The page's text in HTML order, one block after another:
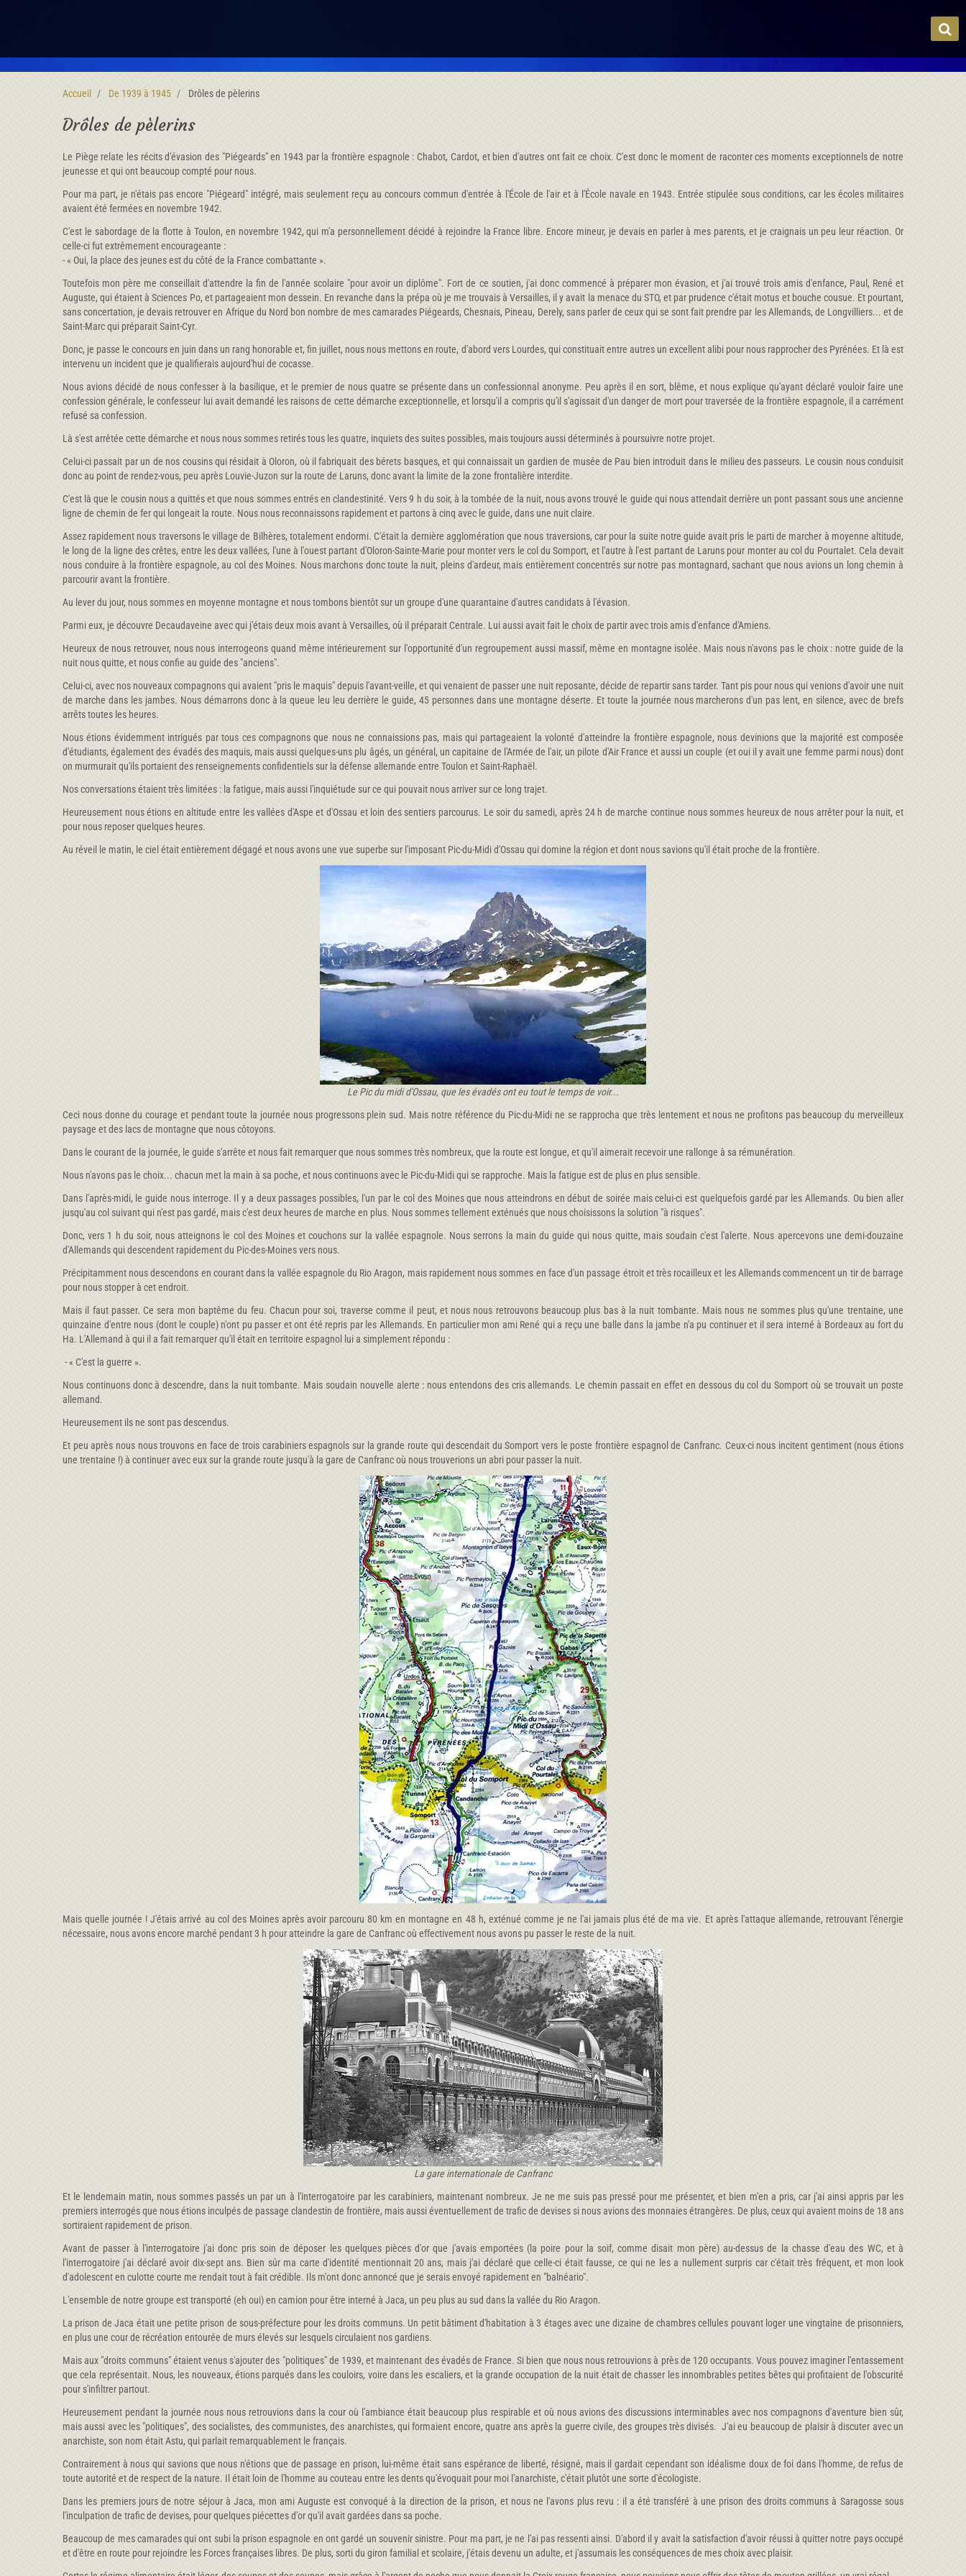
Accueil De 1939 à 1945 Drôles de pèlerins
Drôles de pèlerins
Le Piège relate les récits d'évasion des "Piégeards" en 1943 par la frontière espagnole : Chabot, Cardot, et bien d'autres ont fait ce choix. C'est donc le moment de raconter ces moments exceptionnels de notre
jeunesse et qui ont beaucoup compté pour nous.
Pour ma part, je n'étais pas encore "Piégeard" intégré, mais seulement reçu au concours commun d'entrée à l'École de l'air et à l'École navale en 1943. Entrée stipulée sous conditions, car les écoles militaires
avaient été fermées en novembre 1942.
C'est le sabordage de la flotte à Toulon, en novembre 1942, qui m'a personnellement décidé à rejoindre la France libre. Encore mineur, je devais en parler à mes parents, et je craignais un peu leur réaction. Or
celle-ci fut extrêmement encourageante :
- « Oui, la place des jeunes est du côté de la France combattante ».
Toutefois mon père me conseillait d'attendre la fin de l'année scolaire "pour avoir un diplôme". Fort de ce soutien, j'ai donc commencé à préparer mon évasion, et j'ai trouvé trois amis d'enfance, Paul, René et
Auguste, qui étaient à Sciences Po, et partageaient mon dessein. En revanche dans la prépa où je me trouvais à Versailles, il y avait la menace du STO, et par prudence c'était motus et bouche cousue. Et pourtant,
sans concertation, je devais retrouver en Afrique du Nord bon nombre de mes camarades Piégeards, Chesnais, Pineau, Derely, sans parler de ceux qui se sont fait prendre par les Allemands, de Longvilliers... et de
Saint-Marc qui préparait Saint-Cyr.
Donc, je passe le concours en juin dans un rang honorable et, fin juillet, nous nous mettons en route, d'abord vers Lourdes, qui constituait entre autres un excellent alibi pour nous rapprocher des Pyrénées. Et là est
intervenu un incident que je qualifierais aujourd'hui de cocasse.
Nous avions décidé de nous confesser à la basilique, et le premier de nous quatre se présente dans un confessionnal anonyme. Peu après il en sort, blême, et nous explique qu'ayant déclaré vouloir faire une
confession générale, le confesseur lui avait demandé les raisons de cette démarche exceptionnelle, et lorsqu'il a compris qu'il s'agissait d'un danger de mort pour traversée de la frontière espagnole, il a carrément
refusé sa confession.
Là s'est arrêtée cette démarche et nous nous sommes retirés tous les quatre, inquiets des suites possibles, mais toujours aussi déterminés à poursuivre notre projet.
Celui-ci passait par un de nos cousins qui résidait à Oloron, où il fabriquait des bérets basques, et qui connaissait un gardien de musée de Pau bien introduit dans le milieu des passeurs. Le cousin nous conduisit
donc au point de rendez-vous, peu après Louvie-Juzon sur la route de Laruns, donc avant la limite de la zone frontalière interdite.
C'est là que le cousin nous a quittés et que nous sommes entrés en clandestinité. Vers 9 h du soir, à la tombée de la nuit, nous avons trouvé le guide qui nous attendait derrière un pont passant sous une ancienne
ligne de chemin de fer qui longeait la route. Nous nous reconnaissons rapidement et partons à cinq avec le guide, dans une nuit claire.
Assez rapidement nous traversons le village de Bilhères, totalement endormi. C'était la dernière agglomération que nous traversions, car pour la suite notre guide avait pris le parti de marcher à moyenne altitude,
le long de la ligne des crêtes, entre les deux vallées, l'une à l'ouest partant d'Oloron-Sainte-Marie pour monter vers le col du Somport, et l'autre à l'est partant de Laruns pour monter au col du Pourtalet. Cela devait
nous conduire à la frontière espagnole, au col des Moines. Nous marchons donc toute la nuit, pleins d'ardeur, mais entièrement concentrés sur notre pas montagnard, sachant que nous avions un long chemin à
parcourir avant la frontière.
Au lever du jour, nous sommes en moyenne montagne et nous tombons bientôt sur un groupe d'une quarantaine d'autres candidats à l'évasion.
Parmi eux, je découvre Decaudaveine avec qui j'étais deux mois avant à Versailles, où il préparait Centrale. Lui aussi avait fait le choix de partir avec trois amis d'enfance d'Amiens.
Heureux de nous retrouver, nous nous interrogeons quand même intérieurement sur l'opportunité d'un regroupement aussi massif, même en montagne isolée. Mais nous n'avons pas le choix : notre guide de la
nuit nous quitte, et nous confie au guide des "anciens".
Celui-ci, avec nos nouveaux compagnons qui avaient "pris le maquis" depuis l'avant-veille, et qui venaient de passer une nuit reposante, décide de repartir sans tarder. Tant pis pour nous qui venions d'avoir une nuit
de marche dans les jambes. Nous démarrons donc à la queue leu leu derrière le guide, 45 personnes dans une montagne déserte. Et toute la journée nous marcherons d'un pas lent, en silence, avec de brefs
arrêts toutes les heures.
Nous étions évidemment intrigués par tous ces compagnons que nous ne connaissions pas, mais qui partageaient la volonté d'atteindre la frontière espagnole, nous devinions que la majorité est composée
d'étudiants, également des évadés des maquis, mais aussi quelques-uns plu âgés, un général, un capitaine de l'Armée de l'air, un pilote d'Air France et aussi un couple (et oui il y avait une femme parmi nous) dont
on murmurait qu'ils portaient des renseignements confidentiels sur la défense allemande entre Toulon et Saint-Raphaël.
Nos conversations étaient très limitées : la fatigue, mais aussi l'inquiétude sur ce qui pouvait nous arriver sur ce long trajet.
Heureusement nous étions en altitude entre les vallées d'Aspe et d'Ossau et loin des sentiers parcourus. Le soir du samedi, après 24 h de marche continue nous sommes heureux de nous arrêter pour la nuit, et
pour nous reposer quelques heures.
Au réveil le matin, le ciel était entièrement dégagé et nous avons une vue superbe sur l'imposant Pic-du-Midi d'Ossau qui domine la région et dont nous savions qu'il était proche de la frontière.
Le Pic du midi d'Ossau, que les évadés ont eu tout le temps de voir...
Ceci nous donne du courage et pendant toute la journée nous progressons plein sud. Mais notre référence du Pic-du-Midi ne se rapprocha que très lentement et nous ne profitons pas beaucoup du merveilleux
paysage et des lacs de montagne que nous côtoyons.
Dans le courant de la journée, le guide s'arrête et nous fait remarquer que nous sommes très nombreux, que la route est longue, et qu'il aimerait recevoir une rallonge à sa rémunération.
Nous n'avons pas le choix... chacun met la main à sa poche, et nous continuons avec le Pic-du-Midi qui se rapproche. Mais la fatigue est de plus en plus sensible.
Dans l'après-midi, le guide nous interroge. Il y a deux passages possibles, l'un par le col des Moines que nous atteindrons en début de soirée mais celui-ci est quelquefois gardé par les Allemands. Ou bien aller
jusqu'au col suivant qui n'est pas gardé, mais c'est deux heures de marche en plus. Nous sommes tellement exténués que nous choisissons la solution "à risques".
Donc, vers 1 h du soir, nous atteignons le col des Moines et couchons sur la vallée espagnole. Nous serrons la main du guide qui nous quitte, mais soudain c'est l'alerte. Nous apercevons une demi-douzaine
d'Allemands qui descendent rapidement du Pic-des-Moines vers nous.
Précipitamment nous descendons en courant dans la vallée espagnole du Rio Aragon, mais rapidement nous sommes en face d'un passage étroit et très rocailleux et les Allemands commencent un tir de barrage
pour nous stopper à cet endroit.
Mais il faut passer. Ce sera mon baptême du feu. Chacun pour soi, traverse comme il peut, et nous nous retrouvons beaucoup plus bas à la nuit tombante. Mais nous ne sommes plus qu'une trentaine, une
quinzaine d'entre nous (dont le couple) n'ont pu passer et ont été repris par les Allemands. En particulier mon ami René qui a reçu une balle dans la jambe n'a pu continuer et il sera interné à Bordeaux au fort du
Ha. L'Allemand à qui il a fait remarquer qu'il était en territoire espagnol lui a simplement répondu :
- « C'est la guerre ».
Nous continuons donc à descendre, dans la nuit tombante. Mais soudain nouvelle alerte : nous entendons des cris allemands. Le chemin passait en effet en dessous du col du Somport où se trouvait un poste
allemand.
Heureusement ils ne sont pas descendus.
Et peu après nous nous trouvons en face de trois carabiniers espagnols sur la grande route qui descendait du Somport vers le poste frontière espagnol de Canfranc. Ceux-ci nous incitent gentiment (nous étions
une trentaine !) à continuer avec eux sur la grande route jusqu'à la gare de Canfranc où nous trouverions un abri pour passer la nuit.
Mais quelle journée ! J'étais arrivé au col des Moines après avoir parcouru 80 km en montagne en 48 h, exténué comme je ne l'ai jamais plus été de ma vie. Et après l'attaque allemande, retrouvant l'énergie
nécessaire, nous avons encore marché pendant 3 h pour atteindre la gare de Canfranc où effectivement nous avons pu passer le reste de la nuit.
La gare internationale de Canfranc
Et le lendemain matin, nous sommes passés un par un à l'interrogatoire par les carabiniers, maintenant nombreux. Je ne me suis pas pressé pour me présenter, et bien m'en a pris, car j'ai ainsi appris par les
premiers interrogés que nous étions inculpés de passage clandestin de frontière, mais aussi éventuellement de trafic de devises si nous avions des monnaies étrangères. De plus, ceux qui avaient moins de 18 ans
sortiraient rapidement de prison.
Avant de passer à l'interrogatoire j'ai donc pris soin de déposer les quelques pièces d'or que j'avais emportées (la poire pour la soif, comme disait mon père) au-dessus de la chasse d'eau des WC, et à
l'interrogatoire j'ai déclaré avoir dix-sept ans. Bien sûr ma carte d'identité mentionnait 20 ans, mais j'ai déclaré que celle-ci était fausse, ce qui ne les a nullement surpris car c'était très fréquent, et mon look
d'adolescent en culotte courte me rendait tout à fait crédible. Ils m'ont donc annoncé que je serais envoyé rapidement en "balnéario".
L'ensemble de notre groupe est transporté (eh oui) en camion pour être interné à Jaca, un peu plus au sud dans la vallée du Rio Aragon.
La prison de Jaca était une petite prison de sous-préfecture pour les droits communs. Un petit bâtiment d'habitation à 3 étages avec une dizaine de chambres cellules pouvant loger une vingtaine de prisonniers,
en plus une cour de récréation entourée de murs élevés sur lesquels circulaient nos gardiens.
Mais aux "droits communs" étaient venus s'ajouter des "politiques" de 1939, et maintenant des évadés de France. Si bien que nous nous retrouvions à près de 120 occupants. Vous pouvez imaginer l'entassement
que cela représentait. Nous, les nouveaux, étions parqués dans les couloirs, voire dans les escaliers, et la grande occupation de la nuit était de chasser les innombrables petites bêtes qui profitaient de l'obscurité
pour s'infiltrer partout.
Heureusement pendant la journée nous nous retrouvions dans la cour où l'ambiance était beaucoup plus respirable et où nous avions des discussions interminables avec nos compagnons d'aventure bien sûr,
mais aussi avec les "politiques", des socialistes, des communistes, des anarchistes, qui formaient encore, quatre ans après la guerre civile, des groupes très divisés. J'ai eu beaucoup de plaisir à discuter avec un
anarchiste, son nom était Astu, qui parlait remarquablement le français.
Contrairement à nous qui savions que nous n'étions que de passage en prison, lui-même était sans espérance de liberté, résigné, mais il gardait cependant son idéalisme doux de foi dans l'homme, de refus de
toute autorité et de respect de la nature. Il était loin de l'homme au couteau entre les dents qu'évoquait pour moi l'anarchiste, c'était plutôt une sorte d'écologiste.
Dans les premiers jours de notre séjour à Jaca, mon ami Auguste est convoqué à la direction de la prison, et nous ne l'avons plus revu : il a été transféré à une prison des droits communs à Saragosse sous
l'inculpation de trafic de devises, pour quelques piécettes d'or qu'il avait gardées dans sa poche.
Beaucoup de mes camarades qui ont subi la prison espagnole en ont gardé un souvenir sinistre. Pour ma part, je ne l'ai pas ressenti ainsi. D'abord il y avait la satisfaction d'avoir réussi à quitter notre pays occupé
et d'être en route pour rejoindre les Forces françaises libres. De plus, sorti du giron familial et scolaire, j'étais devenu un adulte, et j'assumais les conséquences de mes choix avec plaisir.